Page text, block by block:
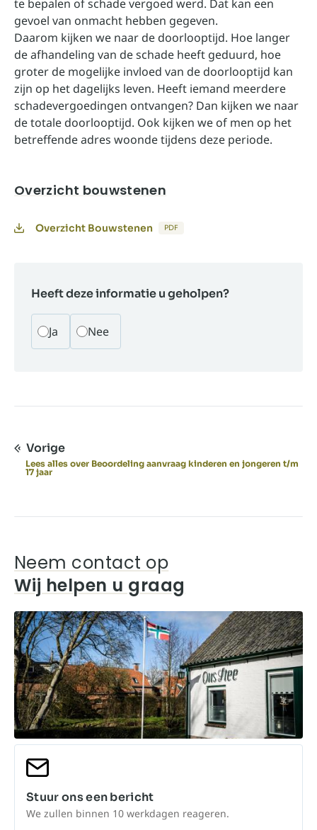
te bepalen of schade vergoed werd. Dat kan een
gevoel van onmacht hebben gegeven.
Daarom kijken we naar de doorlooptijd. Hoe langer
de afhandeling van de schade heeft geduurd, hoe
groter de mogelijke invloed van de doorlooptijd kan
zijn op het dagelijks leven. Heeft iemand meerdere
schadevergoedingen ontvangen? Dan kijken we naar
de totale doorlooptijd. Ook kijken we of men op het
betreffende adres woonde tijdens deze periode.
Overzicht bouwstenen
Overzicht Bouwstenen PDF
Heeft deze informatie u geholpen?
Ja Nee
Vorige
Lees alles over Beoordeling aanvraag kinderen en jongeren t/m
17 jaar
Neem contact op
Wij helpen u graag
Stuur ons een bericht
We zullen binnen 10 werkdagen reageren.